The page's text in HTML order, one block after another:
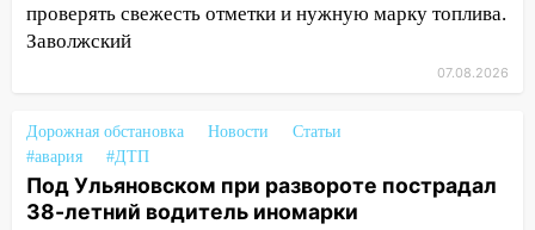
12:31 Ульяновец хотел купить иномарку
из Европы и потерял 760 тысяч рублей
столкнулись «Лада» и Chevrolet:
пострадал 14-летний подросток
12:00 Где есть бензин в Ульяновске 7
августа: список АЗС
проверять свежесть отметки и нужную марку топлива.
Заволжский
07.08.2026
Дорожная обстановка Новости
Статьи
#авария
#ДТП
Под Ульяновском при развороте пострадал
38-летний водитель иномарки